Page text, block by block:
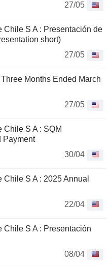
27/05
Chile S A : Presentación de
short)
27/05
Months Ended March
27/05
Chile S A : SQM
Payment
30/04
S A : 2025 Annual
22/04
Chile S A : Presentación
08/04